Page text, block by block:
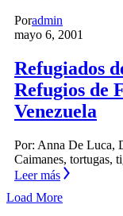
Poradmin
mayo 6, 2001
Refugiados
Refugios de
Venezuela
Por: Anna De Luca,
Caimanes, tortugas,
Leer más
Load More